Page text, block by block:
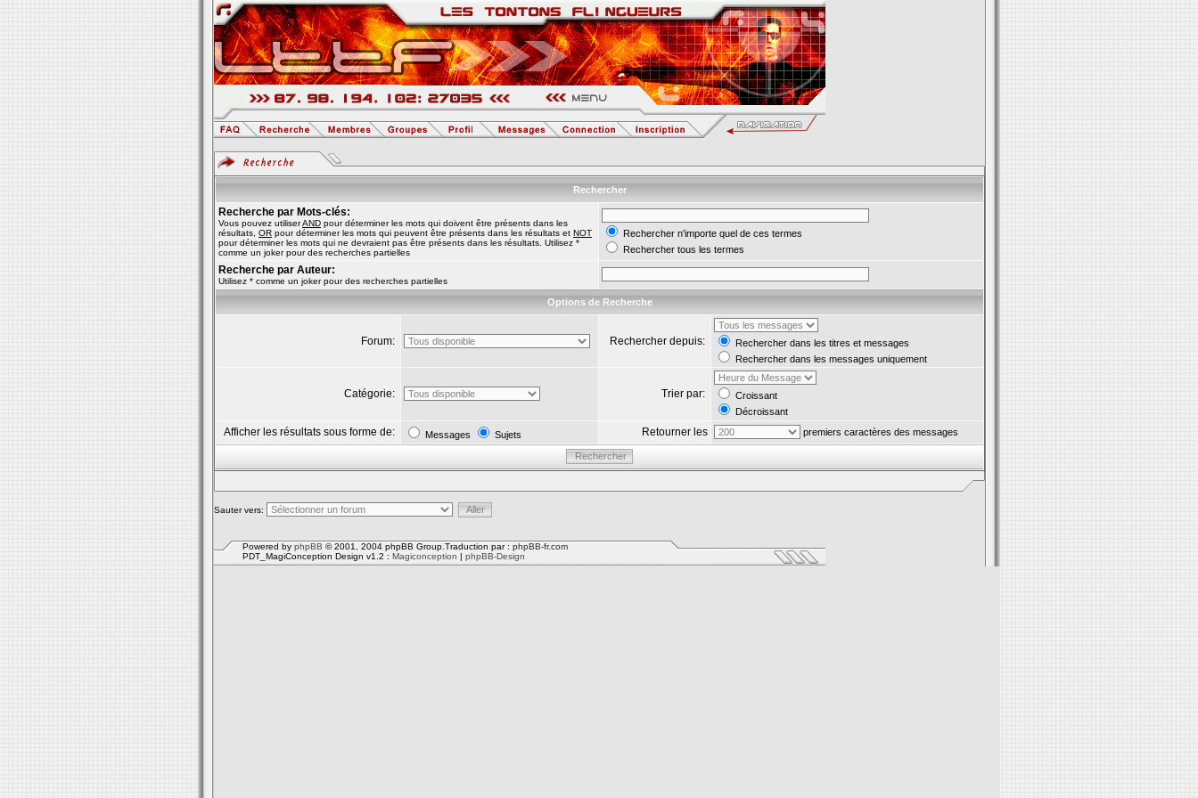
Rechercher
Recherche par Mots-clés:
Vous pouvez utiliserAND pour déterminer les mots qui doivent être présents dans les
résultats, OR pour déterminer les mots qui peuvent être présents dans les résultats et NOT
pour déterminer les mots qui ne devraient pas être présents dans les résultats. Utilisez *
comme un joker pour des recherches partielles
Rechercher n'importe quel de ces termes
Rechercher tous les termes
Recherche par Auteur:
Utilisez * comme un joker pour des recherches partielles
Options de Recherche
Forum: Rechercher depuis:
Rechercher dans les titres et messages
Rechercher dans les messages uniquement
Catégorie: Trier par:
Croissant
Décroissant
Afficher les résultats sous forme de: Messages Sujets Retourner les premiers caractères des messages
Sauter vers:
Powered by phpBB © 2001, 2004 phpBB Group.Traduction par : phpBB-fr.com
PDT_MagiConception Design v1.2 : Magiconception | phpBB-Design